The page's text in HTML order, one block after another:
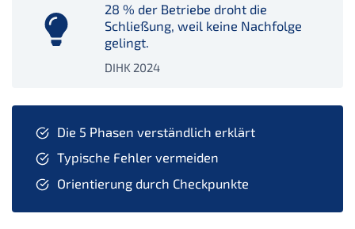
28 % der Betriebe droht die
Schließung, weil keine Nachfolge
gelingt.
DIHK 2024
Die 5 Phasen verständlich erklärt
Typische Fehler vermeiden
Orientierung durch Checkpunkte